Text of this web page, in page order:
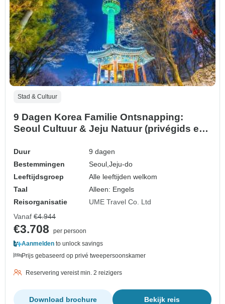
Stad & Cultuur
9 Dagen Korea Familie Ontsnapping:
Seoul Cultuur & Jeju Natuur (privégids en
Duur
9 dagen
Bestemmingen
Seoul,Jeju-do
Leeftijdsgroep
Alle leeftijden welkom
Taal
Alleen: Engels
Reisorganisatie
UME Travel Co. Ltd
Vanaf €4.944
€3.708
per persoon
Aanmelden to unlock savings
Prijs gebaseerd op privé tweepersoonskamer
Reservering vereist min. 2 reizigers
Bekijk reis
Download brochure